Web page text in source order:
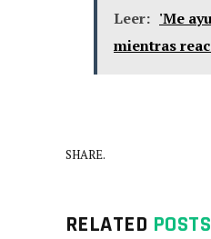
Leer: 'Me
mientras
SHARE.
RELATED POSTS